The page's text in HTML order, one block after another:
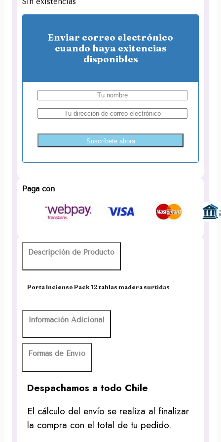
Enviar correo electrónico
cuando haya exitencias
disponibles
Suscríbete ahora
Paga con
Descripción de Producto
Porta Incienso Pack 12 tablas madera surtidas
Información Adicional
Formas de Envío
Despachamos a todo Chile
El cálculo del envío se realiza al finalizar
la compra con el total de tu pedido.